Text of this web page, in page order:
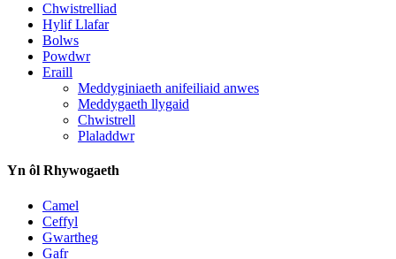
Chwistrelliad
Hylif Llafar
Bolws
Powdwr
Eraill
Meddyginiaeth anifeiliaid anwes
Meddygaeth llygaid
Chwistrell
Plaladdwr
Yn ôl Rhywogaeth
Camel
Ceffyl
Gwartheg
Gafr